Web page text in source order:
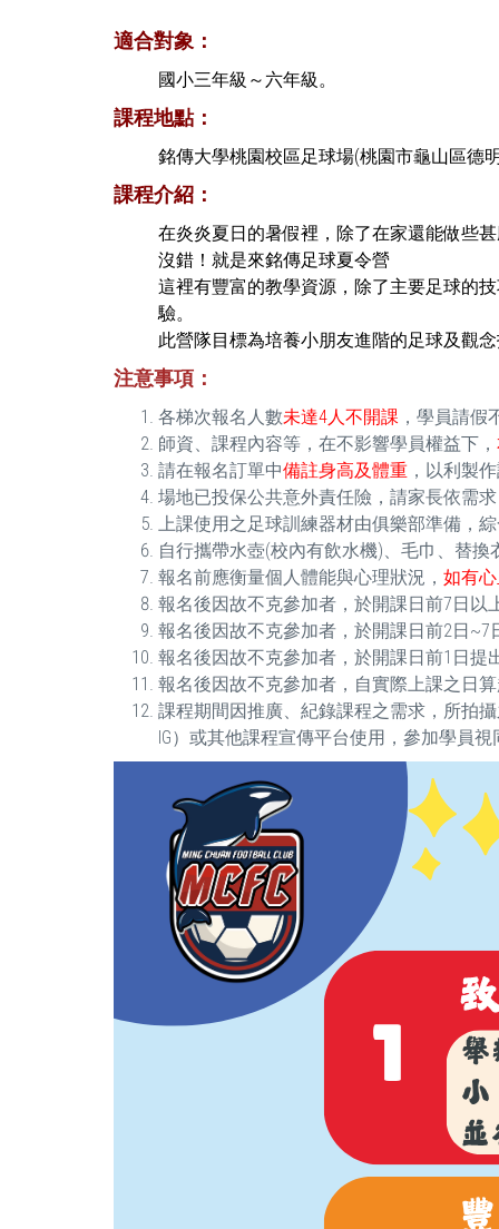
適合對象：
國小三年級～六年級。
課程地點：
銘傳大學桃園校區足球場(桃園市龜山區德
課程介紹：
在炎炎夏日的暑假裡，除了在家還能做些
沒錯！就是來銘傳足球夏令營
這裡有豐富的教學資源，除了主要足球的
驗。
此營隊目標為培養小朋友進階的足球及觀
注意事項：
各梯次報名人數未達4人不開課 ，學員請假
師資、課程內容等，在不影響學員權益下，
請在報名訂單中備註身高及體重 ，以利製
場地已投保公共意外責任險，請家長依需
上課使用之足球訓練器材由俱樂部準備，
自行攜帶水壺(校內有飲水機)、毛巾、替換
報名前應衡量個人體能與心理狀況， 如有
報名後因故不克參加者，於開課日前7日以
報名後因故不克參加者，於開課日前2日~7
報名後因故不克參加者，於開課日前1日提
報名後因故不克參加者，自實際上課之日
課程期間因推廣、紀錄課程之需求，所拍
IG）或其他課程宣傳平台使用，參加學員